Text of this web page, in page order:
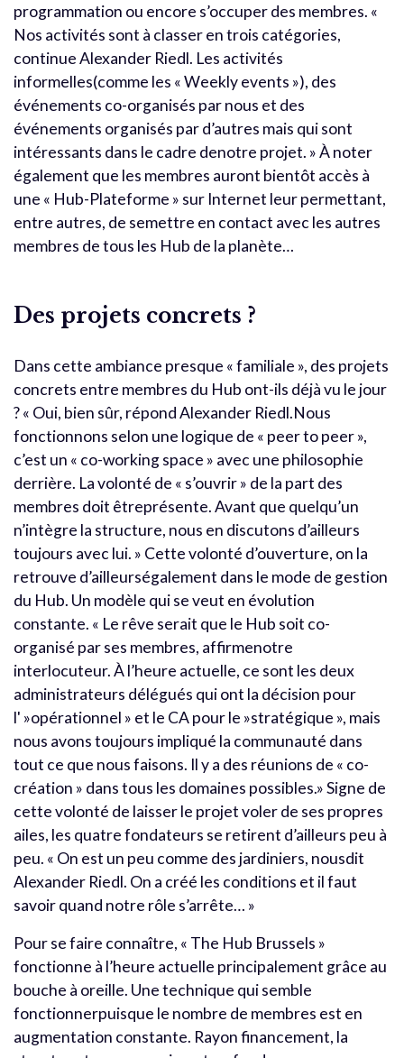
programmation ou encore s’occuper des membres. «
Nos activités sont à classer en trois catégories,
continue Alexander Riedl. Les activités
informelles(comme les « Weekly events »), des
événements co-organisés par nous et des
événements organisés par d’autres mais qui sont
intéressants dans le cadre denotre projet. » À noter
également que les membres auront bientôt accès à
une « Hub-Plateforme » sur Internet leur permettant,
entre autres, de semettre en contact avec les autres
membres de tous les Hub de la planète…
Des projets concrets ?
Dans cette ambiance presque « familiale », des projets
concrets entre membres du Hub ont-ils déjà vu le jour
? « Oui, bien sûr, répond Alexander Riedl.Nous
fonctionnons selon une logique de « peer to peer »,
c’est un « co-working space » avec une philosophie
derrière. La volonté de « s’ouvrir » de la part des
membres doit êtreprésente. Avant que quelqu’un
n’intègre la structure, nous en discutons d’ailleurs
toujours avec lui. » Cette volonté d’ouverture, on la
retrouve d’ailleurségalement dans le mode de gestion
du Hub. Un modèle qui se veut en évolution
constante. « Le rêve serait que le Hub soit co-
organisé par ses membres, affirmenotre
interlocuteur. À l’heure actuelle, ce sont les deux
administrateurs délégués qui ont la décision pour
l' »opérationnel » et le CA pour le »stratégique », mais
nous avons toujours impliqué la communauté dans
tout ce que nous faisons. Il y a des réunions de « co-
création » dans tous les domaines possibles.» Signe de
cette volonté de laisser le projet voler de ses propres
ailes, les quatre fondateurs se retirent d’ailleurs peu à
peu. « On est un peu comme des jardiniers, nousdit
Alexander Riedl. On a créé les conditions et il faut
savoir quand notre rôle s’arrête… »
Pour se faire connaître, « The Hub Brussels »
fonctionne à l’heure actuelle principalement grâce au
bouche à oreille. Une technique qui semble
fonctionnerpuisque le nombre de membres est en
augmentation constante. Rayon financement, la